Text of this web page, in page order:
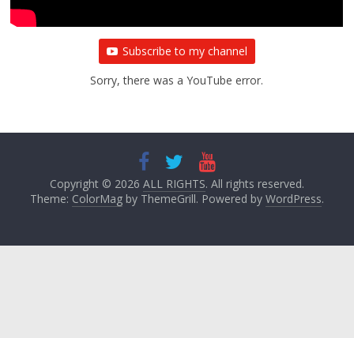
Subscribe to my channel
Sorry, there was a YouTube error.
Copyright © 2026 ALL RIGHTS. All rights reserved.
Theme: ColorMagby ThemeGrill. Powered by WordPress.